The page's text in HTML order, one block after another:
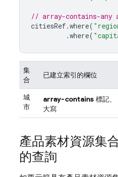
// array-contains-any
citiesRef.where(
.where(
集
合
已建立索引的欄位
城
市
array-contains 標記、
大寫
產品素材資源集
的查詢